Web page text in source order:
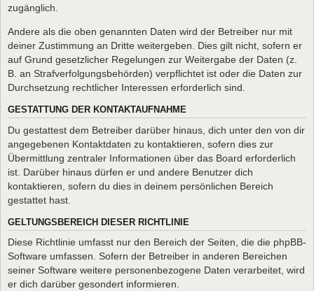
zugänglich.
Andere als die oben genannten Daten wird der Betreiber nur mit
deiner Zustimmung an Dritte weitergeben. Dies gilt nicht, sofern er
auf Grund gesetzlicher Regelungen zur Weitergabe der Daten (z.
B. an Strafverfolgungsbehörden) verpflichtet ist oder die Daten zur
Durchsetzung rechtlicher Interessen erforderlich sind.
GESTATTUNG DER KONTAKTAUFNAHME
Du gestattest dem Betreiber darüber hinaus, dich unter den von dir
angegebenen Kontaktdaten zu kontaktieren, sofern dies zur
Übermittlung zentraler Informationen über das Board erforderlich
ist. Darüber hinaus dürfen er und andere Benutzer dich
kontaktieren, sofern du dies in deinem persönlichen Bereich
gestattet hast.
GELTUNGSBEREICH DIESER RICHTLINIE
Diese Richtlinie umfasst nur den Bereich der Seiten, die die phpBB-
Software umfassen. Sofern der Betreiber in anderen Bereichen
seiner Software weitere personenbezogene Daten verarbeitet, wird
er dich darüber gesondert informieren.